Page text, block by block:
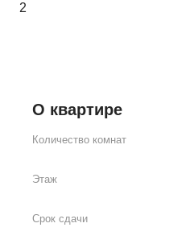
2
О квартире
Количество комнат
Этаж
Срок сдачи